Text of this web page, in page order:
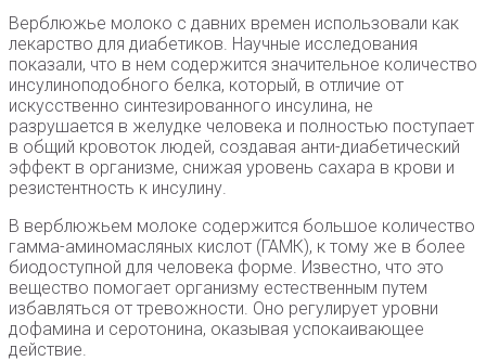
Верблюжье молоко с давних времен использовали как
лекарство для диабетиков. Научные исследования
показали, что в нем содержится значительное количество
инсулиноподобного белка, который, в отличие от
искусственно синтезированного инсулина, не
разрушается в желудке человека и полностью поступает
в общий кровоток людей, создавая анти-диабетический
эффект в организме, снижая уровень сахара в крови и
резистентность к инсулину.
В верблюжьем молоке содержится большое количество
гамма-аминомасляных кислот (ГАМК), к тому же в более
биодоступной для человека форме. Известно, что это
вещество помогает организму естественным путем
избавляться от тревожности. Оно регулирует уровни
дофамина и серотонина, оказывая успокаивающее
действие.